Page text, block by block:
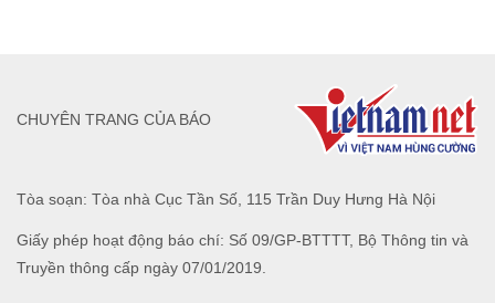
Tòa soạn: Tòa nhà Cục Tần Số, 115 Trần Duy Hưng Hà Nội
Giấy phép hoạt động báo chí: Số 09/GP-BTTTT, Bộ Thông tin và
Truyền thông cấp ngày 07/01/2019.
CHUYÊN TRANG CỦA BÁO